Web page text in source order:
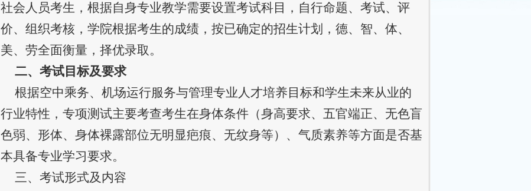
社会人员考生，根据自身专业教学需要设置考试科目，自行命题、考试、评
价、组织考核，学院根据考生的成绩，按已确定的招生计划，德、智、体、
美、劳全面衡量，择优录取。
二、考试目标及要求
根据空中乘务、机场运行服务与管理专业人才培养目标和学生未来从业的
行业特性，专项测试主要考查考生在身体条件（身高要求、五官端正、无色盲
色弱、形体、身体裸露部位无明显疤痕、无纹身等）、气质素养等方面是否基
本具备专业学习要求。
三、考试形式及内容